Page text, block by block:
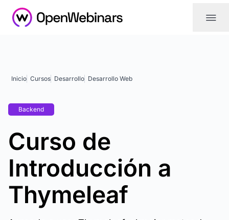
|||
Inicio Cursos Desarrollo Desarrollo Web
Backend
Curso de
Introducción a
Thymeleaf